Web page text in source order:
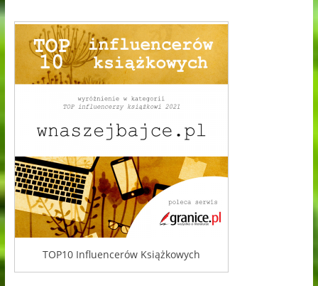
TOP10 Influencerów Książkowych